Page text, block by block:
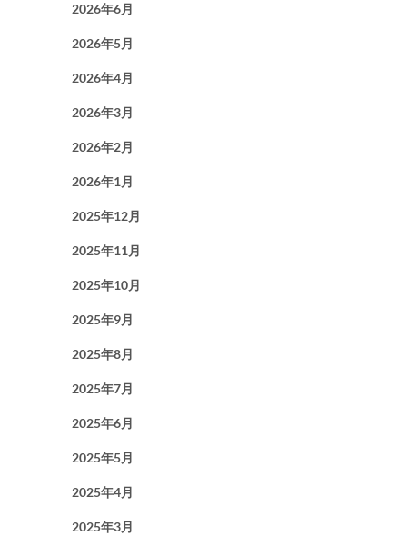
2026年6月
2026年5月
2026年4月
2026年3月
2026年2月
2026年1月
2025年12月
2025年11月
2025年10月
2025年9月
2025年8月
2025年7月
2025年6月
2025年5月
2025年4月
2025年3月